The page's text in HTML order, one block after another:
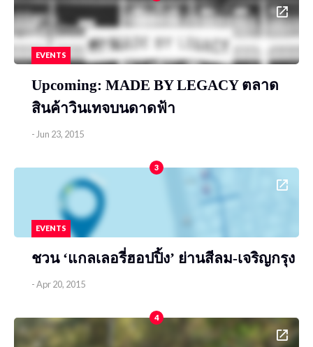
EVENTS
Upcoming: MADE BY LEGACY ตลาด
สินค้าวินเทจบนดาดฟ้า
- Jun 23, 2015
3
EVENTS
ชวน ‘แกลเลอรี่ฮอปปิ้ง’ ย่านสีลม-เจริญกรุง
-Apr 20, 2015
4